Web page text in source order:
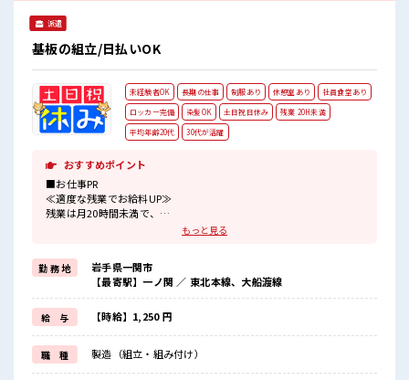
派遣
基板の組立/日払いOK
未経験者OK 長期の仕事 制服あり 休憩室あり
社員食堂あり
ロッカー完備
染髪OK 土日祝日休み
残業 20H未満
平均年齢20代
30代が活躍
おすすめポイント
■お仕事PR
≪適度な残業でお給料UP≫
残業は月20時間未満で、
週末は家族や友人と一緒にプライベート満喫！
≪ヘアカラーOKで自由な雰囲気の職場≫
明るすぎたり奇抜でなければ基本的に自由！
(規定有)制服があると毎日の服選びに悩まずOK♪
≪初めての仕事だけど自分にもできそう≫
新しいことにチャレンジするのは不安だけど、
しっかり働く環境が整っています！
イチからスキルUP・ステップUP目指していきましょう！
もっと見る
勤 務 地
岩手県一関市
【最寄駅】一ノ関 ／ 東北本線、大船渡線
給 与 【時給】1,250 円
職 種 製造（組立・組み付け）